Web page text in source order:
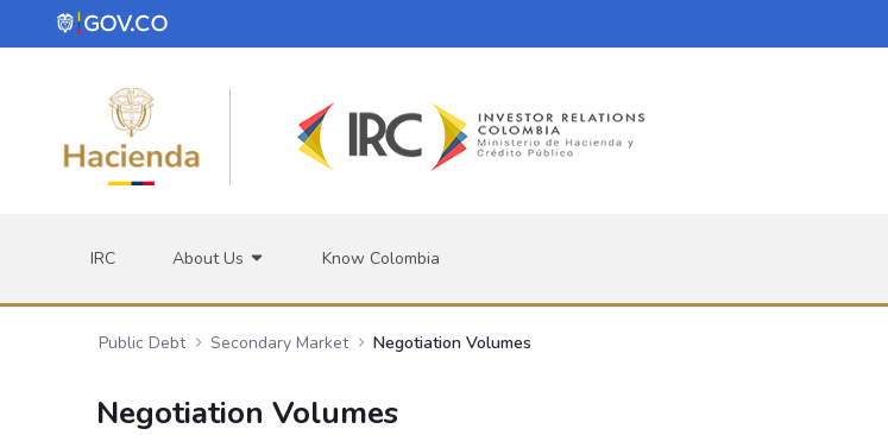
Skip to Main Content
IRC About Us Know Colombia
Public Debt Secondary Market Negotiation Volumes
Negotiation Volumes